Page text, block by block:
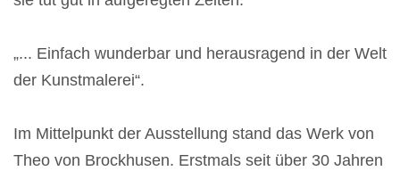
„... Einfach wunderbar und herausragend in der Welt
der Kunstmalerei“.
Im Mittelpunkt der Ausstellung stand das Werk von
Theo von Brockhusen. Erstmals seit über 30 Jahren